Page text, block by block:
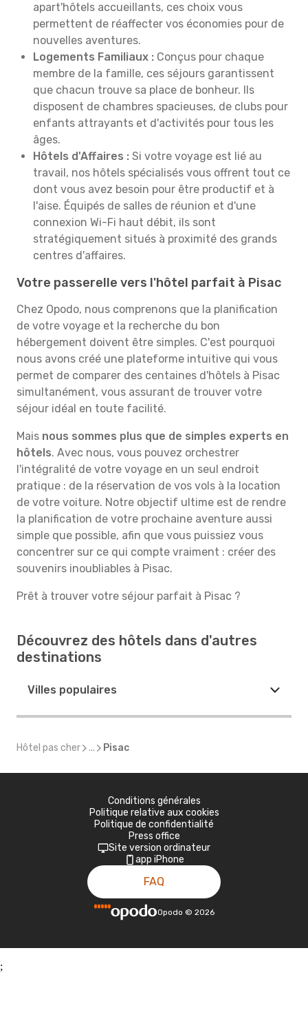
apart'hôtels accueillants, ces choix vous
permettent de réaffecter vos économies pour de
nouvelles aventures.
Logements Familiaux : Conçus pour chaque
membre de la famille, ces séjours garantissent
que chacun trouve sa place de bonheur. Ils
disposent de chambres spacieuses, de clubs pour
enfants attrayants et d'activités pour tous les
âges.
Hôtels d'Affaires : Si votre voyage est lié au
travail, nos hôtels spécialisés vous offrent tout ce
dont vous avez besoin pour être productif et à
l'aise. Équipés de salles de réunion et d'une
connexion Wi-Fi haut débit, ils sont
stratégiquement situés à proximité des grands
centres d'affaires.
Votre passerelle vers l'hôtel parfait à Pisac
Chez Opodo, nous comprenons que la planification
de votre voyage et la recherche du bon
hébergement doivent être simples. C'est pourquoi
nous avons créé une plateforme intuitive qui vous
permet de comparer des centaines d'hôtels à Pisac
simultanément, vous assurant de trouver votre
séjour idéal en toute facilité.
Mais nous sommes plus que de simples experts en
hôtels. Avec nous, vous pouvez orchestrer
l'intégralité de votre voyage en un seul endroit
pratique : de la réservation de vos vols à la location
de votre voiture. Notre objectif ultime est de rendre
la planification de votre prochaine aventure aussi
simple que possible, afin que vous puissiez vous
concentrer sur ce qui compte vraiment : créer des
souvenirs inoubliables à Pisac.
Prêt à trouver votre séjour parfait à Pisac ?
Découvrez des hôtels dans d'autres
destinations
Villes populaires
Hôtel pas cher ... Pisac
Conditions générales
Politique relative aux cookies
Politique de confidentialité
Press office
Site version ordinateur
app iPhone
FAQ
Opodo © 2026
;